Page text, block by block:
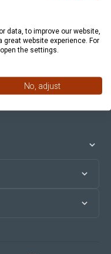
data, to improve our website,
website experience. For
the settings.
No, adjust